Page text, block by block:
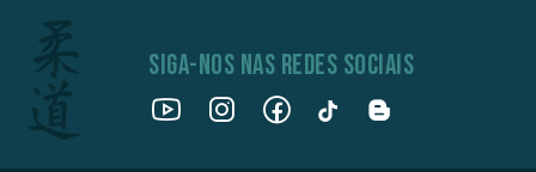
SIGA-NOS NAS REDES SOCIAIS